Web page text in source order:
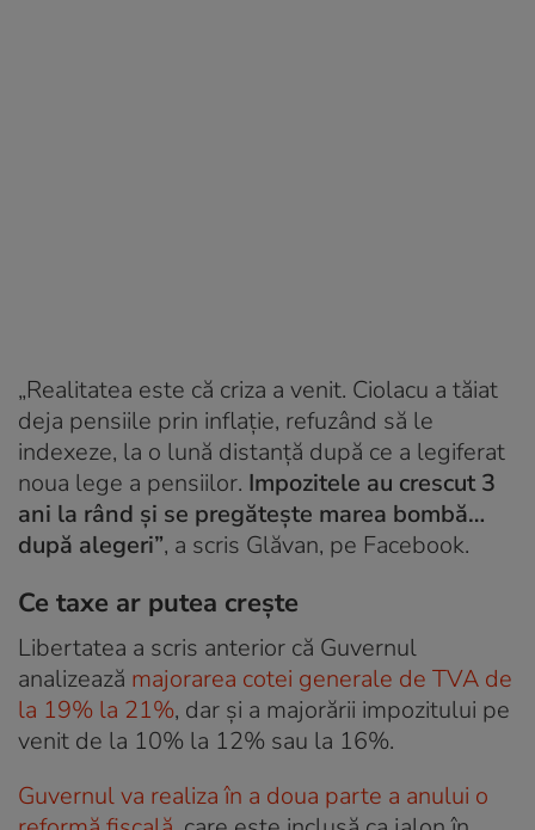
„Realitatea este că criza a venit. Ciolacu a tăiat
deja pensiile prin inflație, refuzând să le
indexeze, la o lună distanță după ce a legiferat
noua lege a pensiilor. Impozitele au crescut 3
ani la rând și se pregătește marea bombă…
după alegeri”, a scris Glăvan, pe Facebook.
Ce taxe ar putea crește
Libertatea a scris anterior că Guvernul
analizează majorarea cotei generale de TVA de
la 19% la 21%, dar și a majorării impozitului pe
venit de la 10% la 12% sau la 16%.
Guvernul va realiza în a doua parte a anului o